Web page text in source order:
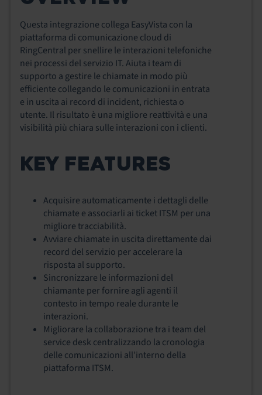
Questa integrazione collega EasyVista con la
piattaforma di comunicazione cloud di
RingCentral per snellire le interazioni telefoniche
nei processi del servizio IT. Aiuta i team di
supporto a gestire le chiamate in modo più
efficiente collegando le comunicazioni in entrata
e in uscita ai record di incident, richiesta o
utente. Il risultato è una migliore reattività e una
visibilità più chiara sulle interazioni con i clienti.
KEY FEATURES
Acquisire automaticamente i dettagli delle
chiamate e associarli ai ticket ITSM per una
migliore tracciabilità.
Avviare chiamate in uscita direttamente dai
record del servizio per accelerare la
risposta al supporto.
Sincronizzare le informazioni del
chiamante per fornire agli agenti il
contesto in tempo reale durante le
interazioni.
Migliorare la collaborazione tra i team del
service desk centralizzando la cronologia
delle comunicazioni all’interno della
piattaforma ITSM.